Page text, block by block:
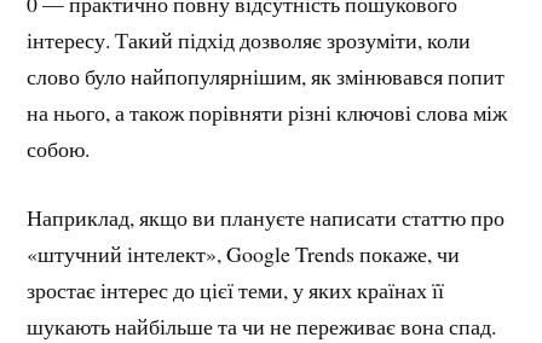
інтересу. Такий підхід дозволяє зрозуміти, коли
слово було найпопулярнішим, як змінювався попит
на нього, а також порівняти різні ключові слова між
собою.
Наприклад, якщо ви плануєте написати статтю про
«штучний інтелект», Google Trends покаже, чи
зростає інтерес до цієї теми, у яких країнах її
шукають найбільше та чи не переживає вона спад.